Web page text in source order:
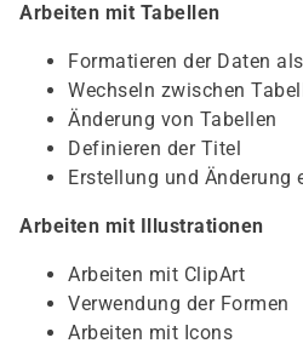
Arbeiten mit Tabellen
Formatieren der Daten
Wechseln zwischen
Änderung von Tabellen
Definieren der Titel
Erstellung und Änderung
Arbeiten mit Illustrationen
Arbeiten mit ClipArt
Verwendung der Formen
Arbeiten mit Icons